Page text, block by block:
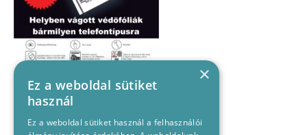
×
Ez a weboldal sütiket
használ
Ez a weboldal sütiket használ a felhasználói